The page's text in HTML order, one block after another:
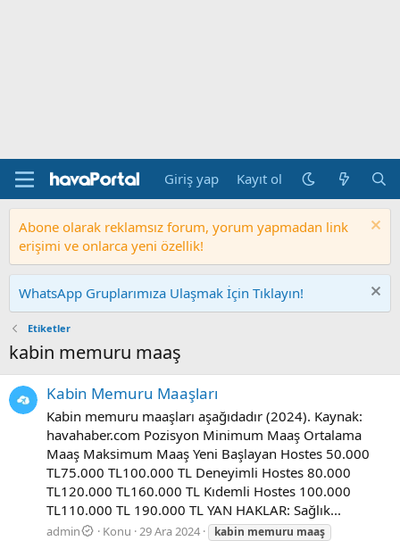
Giriş yap Kayıt ol
Abone olarak reklamsız forum, yorum yapmadan link
erişimi ve onlarca yeni özellik!
WhatsApp Gruplarımıza Ulaşmak İçin Tıklayın!
Etiketler
kabin memuru maaş
Kabin Memuru Maaşları
Kabin memuru maaşları aşağıdadır (2024). Kaynak:
havahaber.com Pozisyon Minimum Maaş Ortalama
Maaş Maksimum Maaş Yeni Başlayan Hostes 50.000
TL75.000 TL100.000 TL Deneyimli Hostes 80.000
TL120.000 TL160.000 TL Kıdemli Hostes 100.000
TL110.000 TL 190.000 TL YAN HAKLAR: Sağlık...
admin Konu 29 Ara 2024 kabin memuru maaş